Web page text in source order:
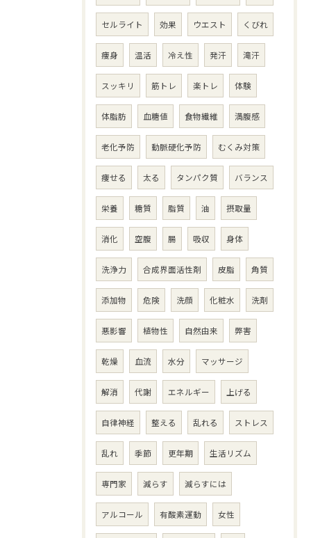
セルライト 効果 ウエスト くびれ
痩身 温活 冷え性 発汗 滝汗
スッキリ 筋トレ 楽トレ 体験
体脂肪 血糖値 食物繊維 満腹感
老化予防 動脈硬化予防 むくみ対策
痩せる 太る タンパク質 バランス
栄養 糖質 脂質 油 摂取量
消化 空腹 腸 吸収 身体
洗浄力 合成界面活性剤 皮脂 角質
添加物 危険 洗顔 化粧水 洗剤
悪影響 植物性 自然由来 弊害
乾燥 血流 水分 マッサージ
解消 代謝 エネルギー 上げる
自律神経 整える 乱れる ストレス
乱れ 季節 更年期 生活リズム
専門家 減らす 減らすには
アルコール 有酸素運動 女性